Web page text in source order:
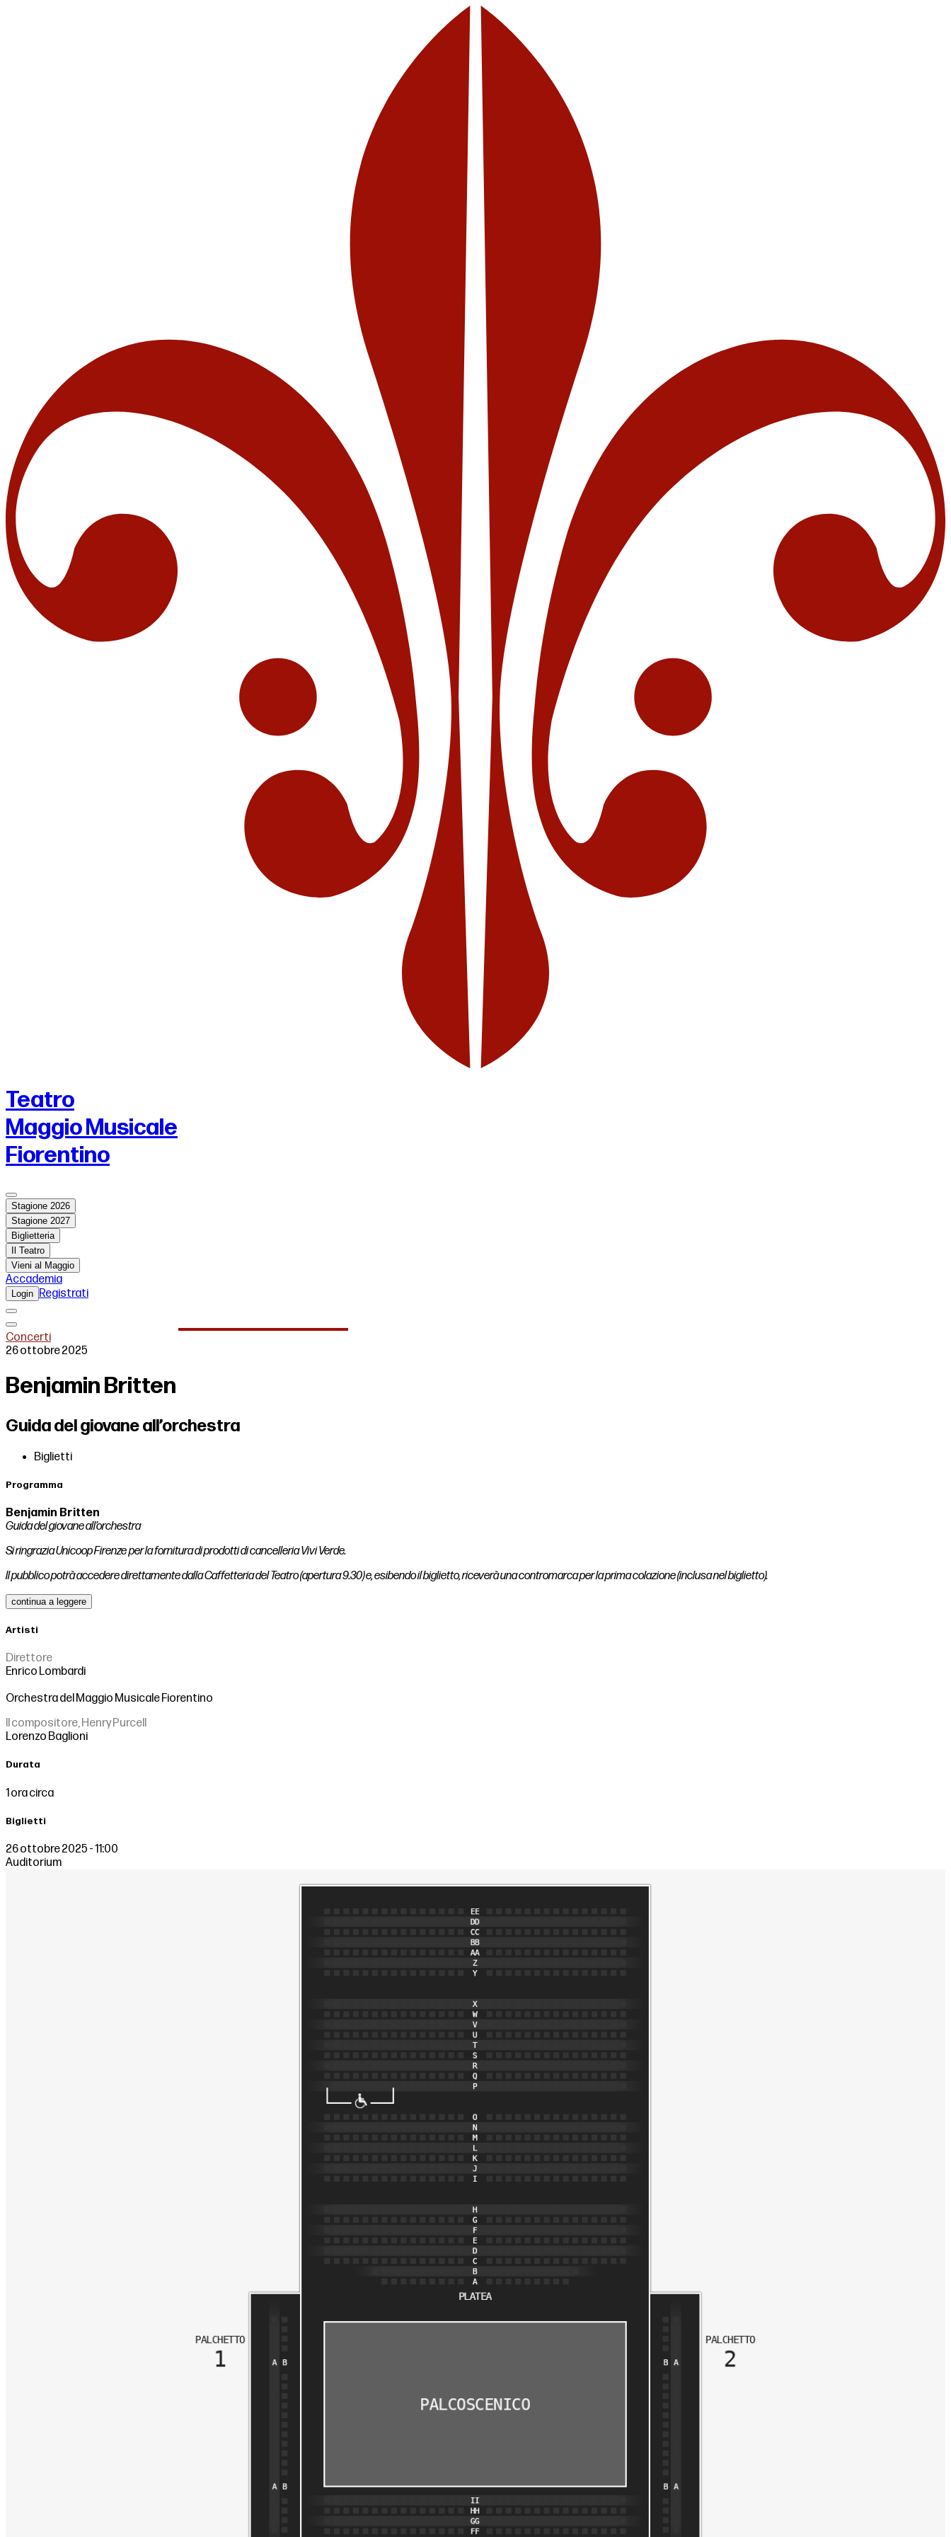
Teatro
Maggio Musicale
Fiorentino
Stagione 2026
Stagione 2027
Biglietteria
Il Teatro
Vieni al Maggio
Accademia
Login Registrati
Concerti
26 ottobre 2025
Benjamin Britten
Guida del giovane all’orchestra
Biglietti
Programma
Benjamin Britten
Guida del giovane all’orchestra
Si ringrazia Unicoop Firenzeper la fornitura di prodotti di cancelleria Vivi Verde.
Il pubblico potrà accedere direttamente dalla Caffetteria del Teatro (apertura 9.30) e, esibendo il biglietto, riceverà una contromarca per la prima colazione (inclusa nel biglietto).
continua a leggere
Artisti
Direttore
Enrico Lombardi
Orchestra del Maggio Musicale Fiorentino
Il compositore, Henry Purcell
Lorenzo Baglioni
Durata
1 ora circa
Biglietti
26 ottobre 2025 - 11:00
Auditorium